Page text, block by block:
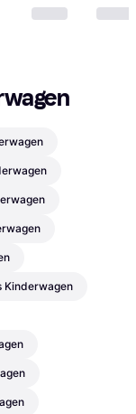
Kinderwagen